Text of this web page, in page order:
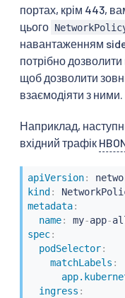
портах, крім 443,
цього
навантаженням
потрібно дозволити
щоб дозволити
взаємодіяти з ними.
Наприклад,
вхідний трафік
apiVersion:
kind :
metadata:
name: my-app-
spec:
podSelector:
matchLabels :
ingress :